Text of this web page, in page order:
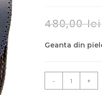
480,00lei
Geanta din
Cantitate
Geanta
- +